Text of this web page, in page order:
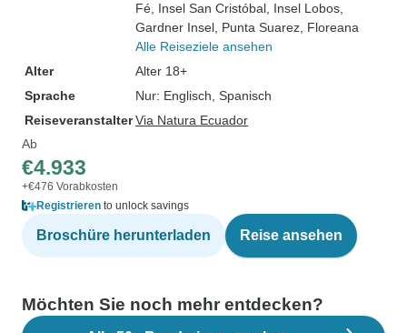
Fé , Insel San Cristóbal , Insel Lobos
Gardner Insel , Punta Suarez , Floreana
Alle Reiseziele ansehen
Alter
Alter 18+
Sprache
Nur: Englisch, Spanisch
ReiseveranstalterVia Natura Ecuador
Ab
€4.933
+€476 Vorabkosten
Registrieren to unlock savings
Broschüre herunterladen Reise ansehen
Möchten Sie noch mehr entdecken?